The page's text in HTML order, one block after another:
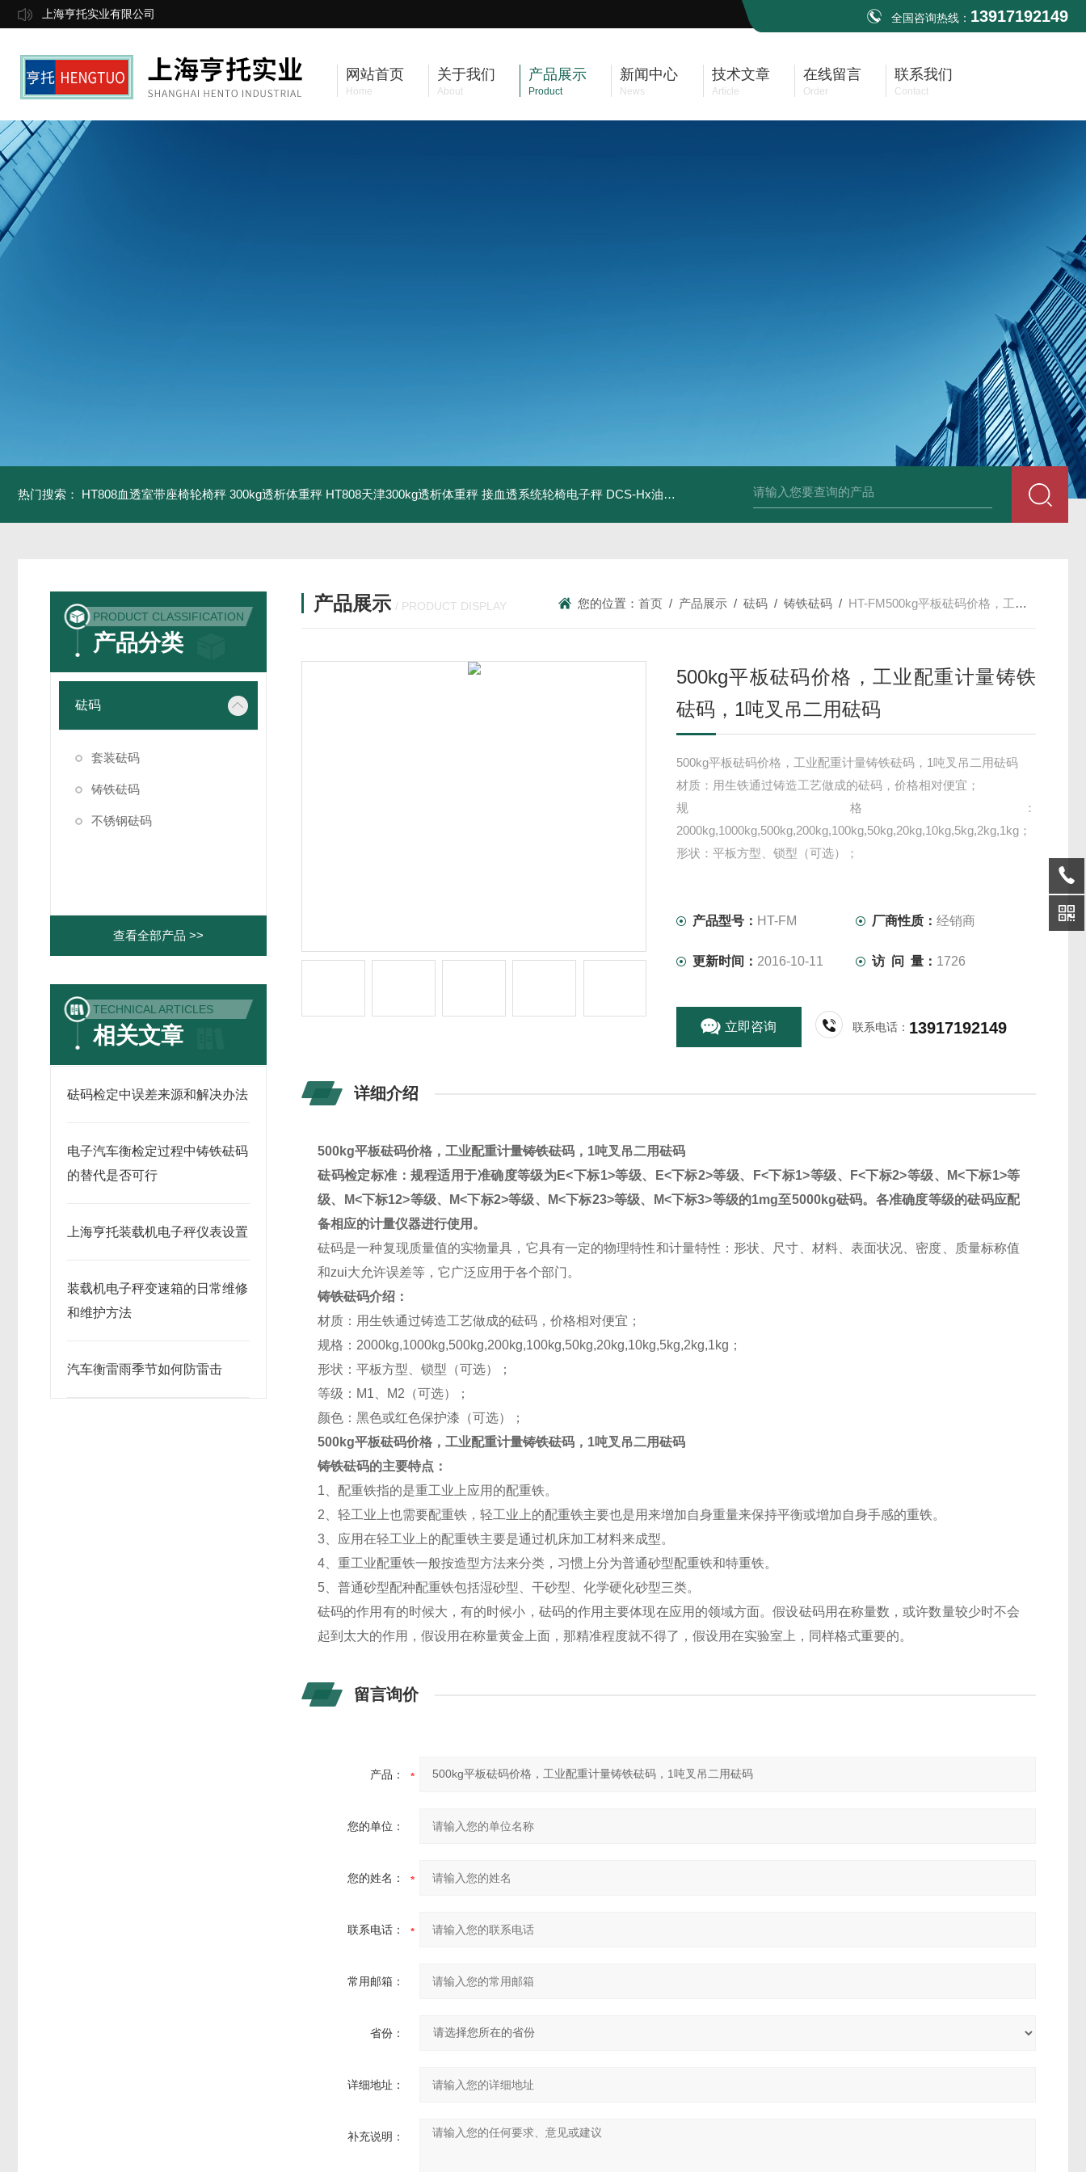
上海亨托实业有限公司 全国咨询热线： 13917192149
网站首页
Home
关于我们
About
产品展示
Product
新闻中心
News
技术文章
Article
在线留言
Order
联系我们
Contact
热门搜索： HT808血透室带座椅轮椅秤 300kg透析体重秤 HT808天津300kg透析体重秤 接血透系统轮椅电子秤 DCS-Hx油桶搬运车电子秤 上海350kg防爆倒桶称 HT808300kg带座椅轮椅秤 血透室轮椅
PRODUCT CLASSIFICATION
产品分类
砝码
套装砝码
铸铁砝码
不锈钢砝码
查看全部产品 >>
TECHNICAL ARTICLES
相关文章
砝码检定中误差来源和解决办法
电子汽车衡检定过程中铸铁砝码
的替代是否可行
上海亨托装载机电子秤仪表设置
装载机电子秤变速箱的日常维修
和维护方法
汽车衡雷雨季节如何防雷击
产品展示 / PRODUCT DISPLAY 您的位置：首页 / 产品展示 /砝码 /铸铁砝码 / HT-FM500kg平板砝码价格，工业配重计量铸铁砝码，1吨叉吊二用砝码
500kg平板砝码价格，工业配重计量铸铁
砝码，1吨叉吊二用砝码
500kg平板砝码价格，工业配重计量铸铁砝码，1吨叉吊二用砝码
材质：用生铁通过铸造工艺做成的砝码，价格相对便宜；
规格：
2000kg,1000kg,500kg,200kg,100kg,50kg,20kg,10kg,5kg,2kg,1kg；
形状：平板方型、锁型（可选）；
产品型号： HT-FM 厂商性质：经销商
更新时间： 2016-10-11 访 问 量： 1726
立即咨询 联系电话： 13917192149
详细介绍
500kg平板砝码价格，工业配重计量铸铁砝码，1吨叉吊二用砝码
砝码检定标准：规程适用于准确度等级为E<下标1>等级、E<下标2>等级、F<下标1>等级、F<下标2>等级、M<下标1>等
级、M<下标12>等级、M<下标2>等级、M<下标23>等级、M<下标3>等级的1mg至5000kg砝码。各准确度等级的砝码应配
备相应的计量仪器进行使用。
砝码是一种复现质量值的实物量具，它具有一定的物理特性和计量特性：形状、尺寸、材料、表面状况、密度、质量标称值
和zui大允许误差等，它广泛应用于各个部门。
铸铁砝码介绍：
材质：用生铁通过铸造工艺做成的砝码，价格相对便宜；
规格：2000kg,1000kg,500kg,200kg,100kg,50kg,20kg,10kg,5kg,2kg,1kg；
形状：平板方型、锁型（可选）；
等级：M1、M2（可选）；
颜色：黑色或红色保护漆（可选）；
500kg平板砝码价格，工业配重计量铸铁砝码，1吨叉吊二用砝码
铸铁砝码的主要特点：
1、配重铁指的是重工业上应用的配重铁。
2、轻工业上也需要配重铁，轻工业上的配重铁主要也是用来增加自身重量来保持平衡或增加自身手感的重铁。
3、应用在轻工业上的配重铁主要是通过机床加工材料来成型。
4、重工业配重铁一般按造型方法来分类，习惯上分为普通砂型配重铁和特重铁。
5、普通砂型配种配重铁包括湿砂型、干砂型、化学硬化砂型三类。
砝码的作用有的时候大，有的时候小，砝码的作用主要体现在应用的领域方面。假设砝码用在称量数，或许数量较少时不会
起到太大的作用，假设用在称量黄金上面，那精准程度就不得了，假设用在实验室上，同样格式重要的。
留言询价
产品：
您的单位：
您的姓名：
联系电话：
常用邮箱：
省份：
详细地址：
补充说明：